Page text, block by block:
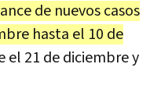
de nuevos casos
hasta el 10 de
el 21 de diciembre y